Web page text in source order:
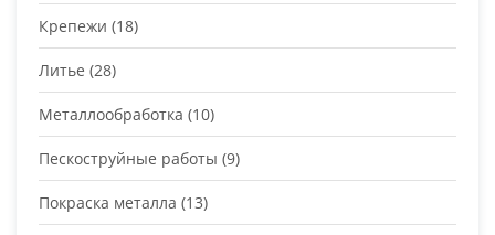
Крепежи (18)
Литье (28)
Металлообработка (10)
Пескоструйные работы (9)
Покраска металла (13)